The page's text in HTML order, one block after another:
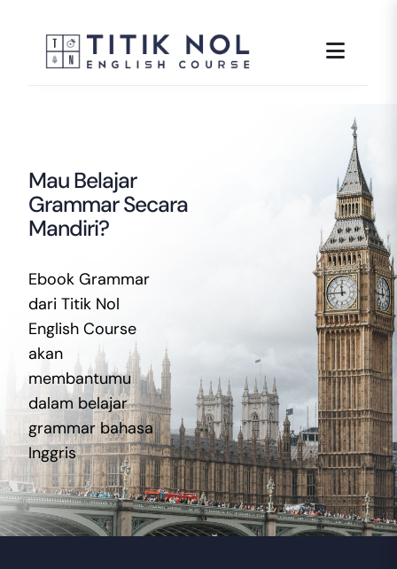
content
Mau Belajar
Grammar Secara
Mandiri?
Ebook Grammar
dari Titik Nol
English Course
akan
membantumu
dalam belajar
grammar bahasa
Inggris